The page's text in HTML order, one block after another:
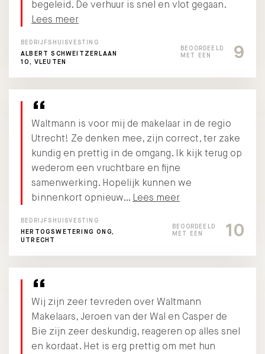
begeleid. De verhuur is snel en vlot gegaan.
Lees meer
BEDRIJFSHUISVESTING
ALBERT SCHWEITZERLAAN
10, VLEUTEN
BEOORDEELD
MET EEN
9
Waltmann is voor mij de makelaar in de regio
Utrecht! Ze denken mee, zijn correct, ter zake
kundig en prettig in de omgang. Ik kijk terug op
wederom een vruchtbare en fijne
samenwerking. Hopelijk kunnen we
binnenkort opnieuw… Lees meer
BEDRIJFSHUISVESTING
HERTOGSWETERING ONG,
UTRECHT
BEOORDEELD
MET EEN
10
Wij zijn zeer tevreden over Waltmann
Makelaars, Jeroen van der Wal en Casper de
Bie zijn zeer deskundig, reageren op alles snel
en kordaat. Het is erg prettig om met hun